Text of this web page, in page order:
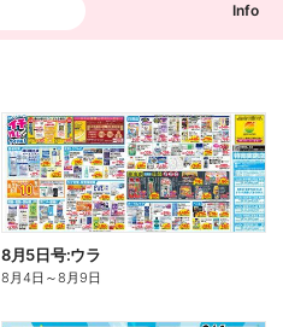
Info
8月5日号:ウラ
8月4日 ～8月9日